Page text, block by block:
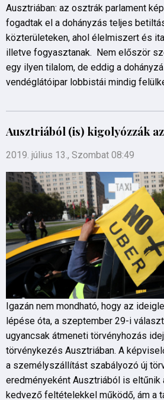
Ausztriában: az osztrák parlament
fogadtak el a dohányzás teljes
közterületeken, ahol élelmiszert és
illetve fogyasztanak. Nem először
egy ilyen tilalom, de eddig a
vendéglátóipar lobbistái mindig
Ausztriából (is) kigolyózzák
2019. július 13., Szombat 08:49
Igazán nem mondható, hogy az
lépése óta, a szeptember 29-i
ugyancsak átmeneti törvényhozás
törvénykezés Ausztriában. A
a személyszállítást szabályozó új
eredményeként Ausztriából is eltűnik
kedvező feltételekkel működő, ám a